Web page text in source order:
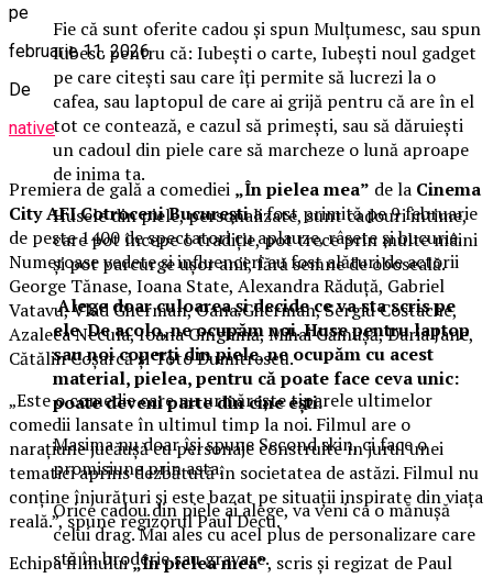
Fie că sunt oferite cadou și spun Mulțumesc, sau spun
Iubesc pentru că: Iubești o carte, Iubești noul gadget
pe care citești sau care îți permite să lucrezi la o
cafea, sau laptopul de care ai grijă pentru că are în el
tot ce contează, e cazul să primești, sau să dăruiești
un cadoul din piele care să marcheze o lună aproape
de inima ta.
Husele din piele, personalizate, sunt cadouri intime,
care pot începe o tradiție, pot trece prin multe mâini
și pot parcurge ușor anii, fără semne de oboseală.
Alege doar culoarea și decide ce va sta scris pe
ele. De acolo, ne ocupăm noi. Huse pentru laptop
sau noi coperți din piele, ne ocupăm cu acest
material, pielea, pentru că poate face ceva unic:
poate deveni parte din cine ești.
Masima nu doar își spune Second skin, ci face o
promisiune prin asta.
Orice cadou din piele ai alege, va veni ca o mănușă
celui drag. Mai ales cu acel plus de personalizare care
stă în broderie sau gravare.
pe
februarie 11, 2026
De
native
Premiera de gală a comediei „În pielea mea” de la Cinema
City AFI Cotroceni Bucureștia fost primită pe 9 februarie
de peste 1400 de spectatori cu aplauze, râsete și bucurie.
Numeroase vedete și influenceri au fost alături de actorii
George Tănase, Ioana State, Alexandra Răduță, Gabriel
Vatavu, Vlad Gherman, Oana Gherman, Sergiu Costache,
Azaleea Necula, Ioana Ginghină, Mihai Găinușă, Daria Jane,
Cătălin Coșarcă și Toto Dumitrescu.
„Este o comedie care nu urmărește tiparele ultimelor
comedii lansate în ultimul timp la noi. Filmul are o
narațiune jucăușă cu personaje construite în jurul unei
tematici aprins dezbătută în societatea de astăzi. Filmul nu
conține înjurături și este bazat pe situații inspirate din viața
reală.”, spune regizorul Paul Decu.
Echipa filmului„În pielea mea”, scris și regizat de Paul